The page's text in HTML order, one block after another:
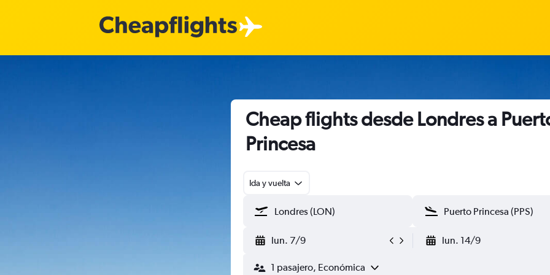
Cheap flights desde Londres a
Princesa
Ida y vuelta
lun. 7/9 lun. 14/9
1 pasajero, Económica